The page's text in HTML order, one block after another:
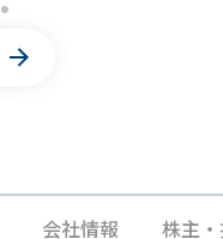
会社情報 株主